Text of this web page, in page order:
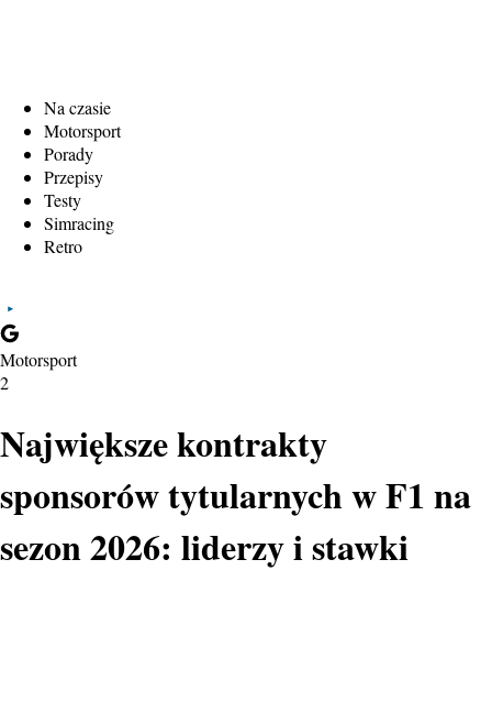
Na czasie
Motorsport
Porady
Przepisy
Testy
Simracing
Retro
Motorsport
2
Największe kontrakty
sponsorów tytularnych w F1 na
sezon 2026: liderzy i stawki